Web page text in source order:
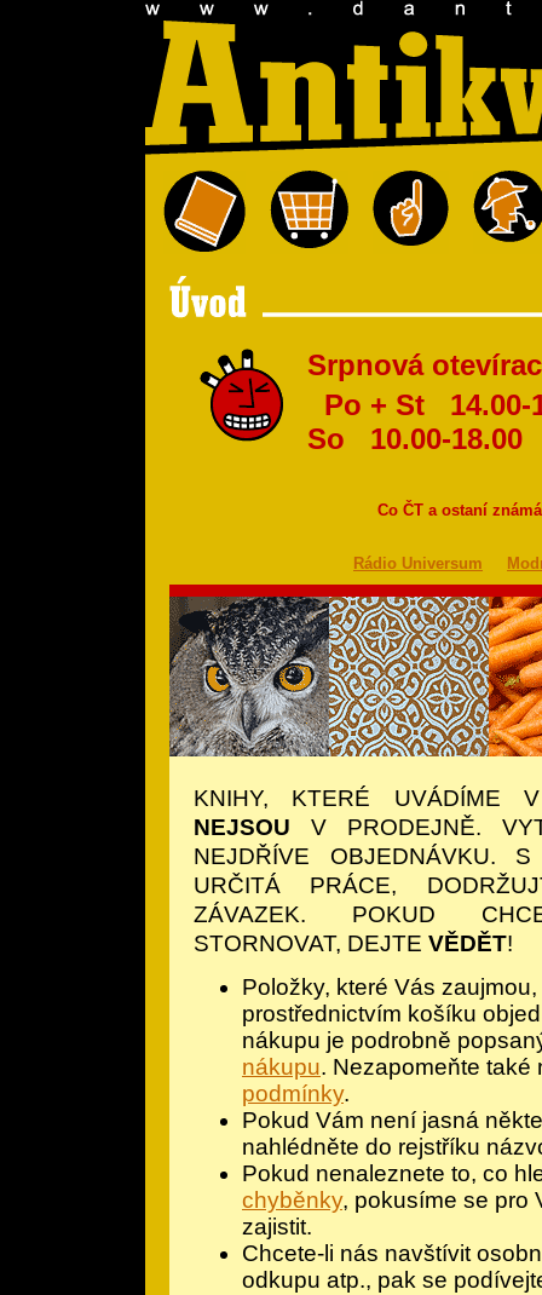
Srpnová
Po + St
So 10.00-18.00
Co ČT a ostaní
Rádio Universum
KNIHY, KTERÉ UVÁDÍME
NEJSOU V PRODEJNĚ.
NEJDŘÍVE OBJEDNÁVKU.
URČITÁ PRÁCE,
ZÁVAZEK. POKUD
STORNOVAT, DEJTE VĚDĚT!
​Položky, které Vás
prostřednictvím košíku
nákupu je podrobně
nákupu. Nezapomeňte
podmínky.
Pokud Vám není jasná
nahlédněte do rejstříku
Pokud nenaleznete to, co
chyběnky, pokusíme se pro
zajistit.
Chcete-li nás navštívit
odkupu atp., pak se